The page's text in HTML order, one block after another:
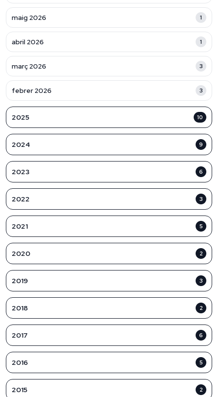
maig 2026 1
abril 2026 1
març 2026 3
febrer 2026 3
2025 10
2024 9
2023 6
2022 3
2021 5
2020 2
2019 3
2018 2
2017 6
2016 5
2015 2